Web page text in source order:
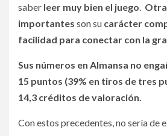
saber leer muy bien el juego.
importantes son su carácter
facilidad para conectar con la
Sus números en Almansa no
15 puntos (39% en tiros de tres
14,3 créditos de valoración.
Con estos precedentes, no sería de